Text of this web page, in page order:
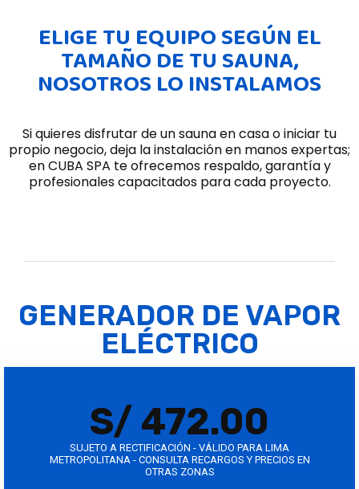
ELIGE TU EQUIPO SEGÚN EL
TAMAÑO DE TU SAUNA,
NOSOTROS LO INSTALAMOS
Si quieres disfrutar de un sauna en casa o iniciar tu
propio negocio, deja la instalación en manos expertas;
en CUBA SPA te ofrecemos respaldo, garantía y
profesionales capacitados para cada proyecto.
GENERADOR DE VAPOR
ELÉCTRICO
S/ 472.00
SUJETO A RECTIFICACIÓN - VÁLIDO PARA LIMA
METROPOLITANA - CONSULTA RECARGOS Y PRECIOS EN
OTRAS ZONAS